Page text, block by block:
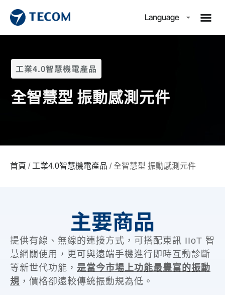
Language
工業4.0智慧機電產品
全智慧型 振動感測元件
首頁 / 工業4.0智慧機電產品 / 全智慧型 振動感測元件
主要商品
提供有線、無線的連接方式，可搭配東訊 IIoT 智
慧網關使用，更可與遠端手機進行即時互動診斷
等新世代功能， 是當今市場上功能最豐富的振動
規 ，價格卻遠較傳統振動規為低。